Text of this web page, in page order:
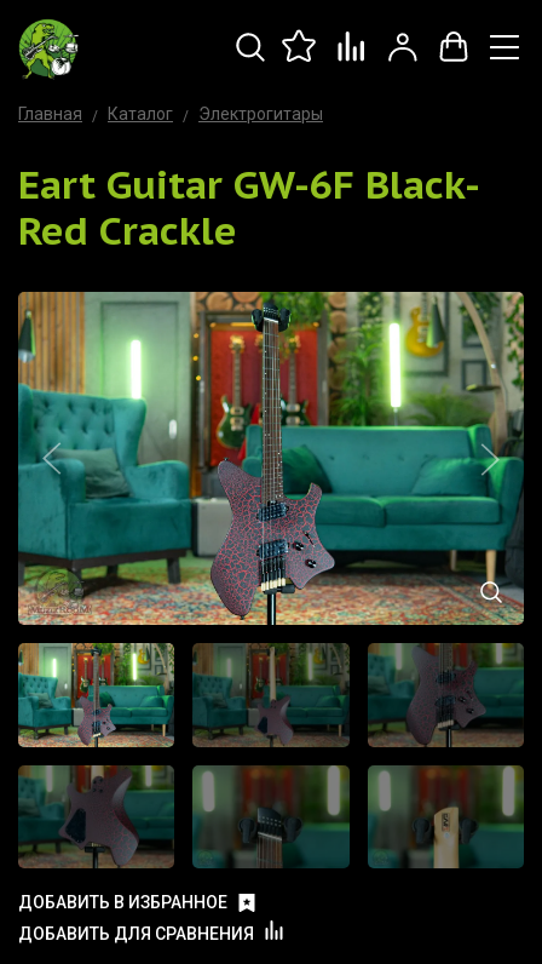
Главная Каталог Электрогитары
Eart Guitar GW-6F Black-
Red Crackle
ДОБАВИТЬ В ИЗБРАННОЕ
ДОБАВИТЬ ДЛЯ СРАВНЕНИЯ